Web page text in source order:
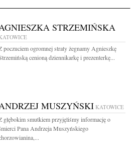
STRZEMIŃSKA
poczuciem ogromnej straty żegnamy Agnieszkę
cenioną dziennikarkę i prezenterkę...
MUSZYŃSKI KATOWICE
głębokim smutkiem przyjęliśmy informację o
Pana Andrzeja Muszyńskiego